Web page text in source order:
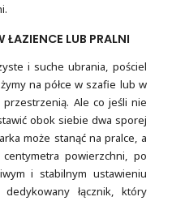
LUB PRALNI
i suche ubrania, pościel
na półce w szafie lub w
Ale co jeśli nie
obok siebie dwa sporej
może stanąć na pralce, a
powierzchni, po
i stabilnym ustawieniu
łącznik, który